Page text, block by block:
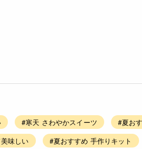
#寒天 さわやかスイーツ #夏お
味しい
#夏おすすめ 手作りキット